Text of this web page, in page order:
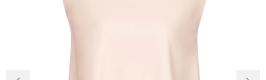
Доставка и
Возвращение
Palmira Club